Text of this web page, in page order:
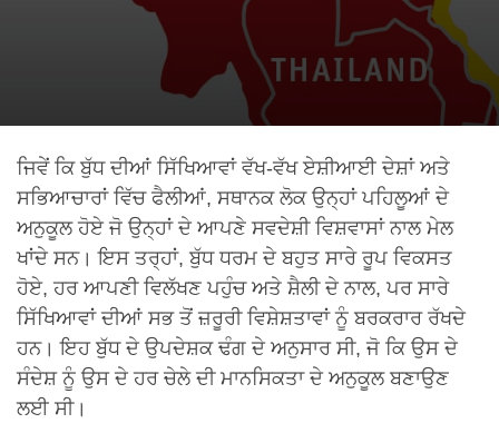
ਜਿਵੇਂ ਕਿ ਬੁੱਧ ਦੀਆਂ ਸਿੱਖਿਆਵਾਂ ਵੱਖ-ਵੱਖ ਏਸ਼ੀਆਈ ਦੇਸ਼ਾਂ ਅਤੇ
ਸਭਿਆਚਾਰਾਂ ਵਿੱਚ ਫੈਲੀਆਂ, ਸਥਾਨਕ ਲੋਕ ਉਨ੍ਹਾਂ ਪਹਿਲੂਆਂ ਦੇ
ਅਨੁਕੂਲ ਹੋਏ ਜੋ ਉਨ੍ਹਾਂ ਦੇ ਆਪਣੇ ਸਵਦੇਸ਼ੀ ਵਿਸ਼ਵਾਸਾਂ ਨਾਲ ਮੇਲ
ਖਾਂਦੇ ਸਨ। ਇਸ ਤਰ੍ਹਾਂ, ਬੁੱਧ ਧਰਮ ਦੇ ਬਹੁਤ ਸਾਰੇ ਰੂਪ ਵਿਕਸਤ
ਹੋਏ, ਹਰ ਆਪਣੀ ਵਿਲੱਖਣ ਪਹੁੰਚ ਅਤੇ ਸ਼ੈਲੀ ਦੇ ਨਾਲ, ਪਰ ਸਾਰੇ
ਸਿੱਖਿਆਵਾਂ ਦੀਆਂ ਸਭ ਤੋਂ ਜ਼ਰੂਰੀ ਵਿਸ਼ੇਸ਼ਤਾਵਾਂ ਨੂੰ ਬਰਕਰਾਰ ਰੱਖਦੇ
ਹਨ। ਇਹ ਬੁੱਧ ਦੇ ਉਪਦੇਸ਼ਕ ਢੰਗ ਦੇ ਅਨੁਸਾਰ ਸੀ, ਜੋ ਕਿ ਉਸ ਦੇ
ਸੰਦੇਸ਼ ਨੂੰ ਉਸ ਦੇ ਹਰ ਚੇਲੇ ਦੀ ਮਾਨਸਿਕਤਾ ਦੇ ਅਨੁਕੂਲ ਬਣਾਉਣ
ਲਈ ਸੀ।